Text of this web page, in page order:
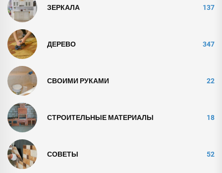
ЗЕРКАЛА 137
ДЕРЕВО 347
СВОИМИ РУКАМИ 22
СТРОИТЕЛЬНЫЕ МАТЕРИАЛЫ 18
СОВЕТЫ 52